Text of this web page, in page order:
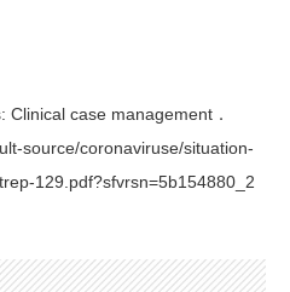
Clinical case management．
source/coronaviruse/situation-
129.pdf?sfvrsn=5b154880_2